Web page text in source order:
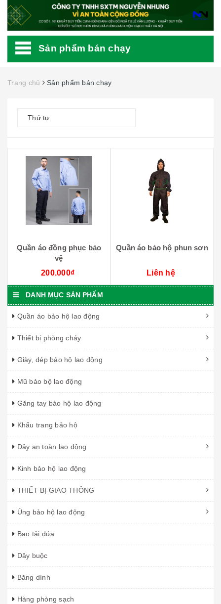
Sản phẩm bán chạy
Trang chủ Sản phẩm bán chạy
Thứ tự
Quần áo đồng phục bảo
vệ
200.000₫
Quần áo bảo hộ phun sơn
Liên hệ
DANH MỤC SẢN PHẨM
Quần áo bảo hộ lao động
Thiết bị phòng cháy
Giày, dép bảo hộ lao động
Mũ bảo bộ lao động
Găng tay bảo hộ lao động
Khẩu trang bảo hộ
Dây an toàn lao động
Kinh bảo hộ lao động
THIẾT BỊ GIAO THÔNG
Ủng bảo hộ lao động
Bao tải dứa
Dây buộc
Băng dính
Hàng phòng sạch